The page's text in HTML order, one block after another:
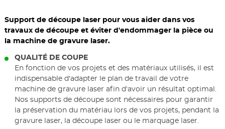
Support de découpe laser pour vous aider dans vos
travaux de découpe et éviter d'endommager la pièce ou
la machine de gravure laser.
QUALITÉ DE COUPE
En fonction de vos projets et des matériaux utilisés, il est
indispensable d'adapter le plan de travail de votre
machine de gravure laser afin d'avoir un résultat optimal.
Nos supports de découpe sont nécessaires pour garantir
la préservation du matériau lors de vos projets, pendant la
gravure laser, la découpe laser ou le marquage laser.